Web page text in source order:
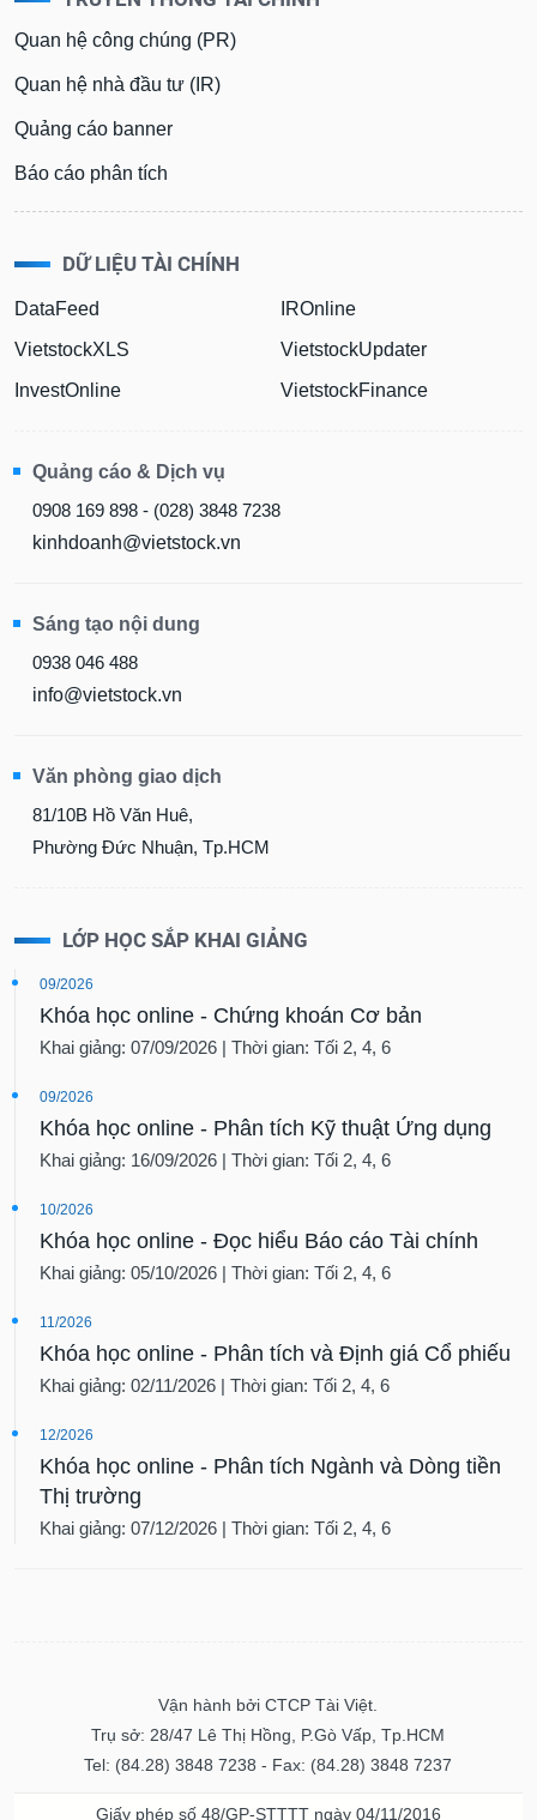
Quan hệ công chúng (PR)
Quan hệ nhà đầu tư (IR)
Quảng cáo banner
Báo cáo phân tích
DỮ LIỆU TÀI CHÍNH
DataFeed
VietstockXLS
InvestOnline
IROnline
VietstockUpdater
VietstockFinance
Quảng cáo & Dịch vụ
0908 169 898 - (028) 3848 7238
kinhdoanh@vietstock.vn
Sáng tạo nội dung
0938 046 488
info@vietstock.vn
Văn phòng giao dịch
81/10B Hồ Văn Huê,
Phường Đức Nhuận, Tp.HCM
LỚP HỌC SẮP KHAI GIẢNG
09/2026
Khóa học online - Chứng khoán Cơ bản
Khai giảng: 07/09/2026 | Thời gian: Tối 2, 4, 6
09/2026
Khóa học online - Phân tích Kỹ thuật Ứng dụng
Khai giảng: 16/09/2026 | Thời gian: Tối 2, 4, 6
10/2026
Khóa học online - Đọc hiểu Báo cáo Tài chính
Khai giảng: 05/10/2026 | Thời gian: Tối 2, 4, 6
11/2026
Khóa học online - Phân tích và Định giá Cổ phiếu
Khai giảng: 02/11/2026 | Thời gian: Tối 2, 4, 6
12/2026
Khóa học online - Phân tích Ngành và Dòng tiền
Thị trường
Khai giảng: 07/12/2026 | Thời gian: Tối 2, 4, 6
Vận hành bởi CTCP Tài Việt.
Trụ sở: 28/47 Lê Thị Hồng, P.Gò Vấp, Tp.HCM
Tel: (84.28) 3848 7238 - Fax: (84.28) 3848 7237
Giấy phép số 48/GP-STTTT ngày 04/11/2016